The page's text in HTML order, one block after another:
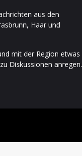
aus den
Haar und
mit der Region etwas
Diskussionen anregen.